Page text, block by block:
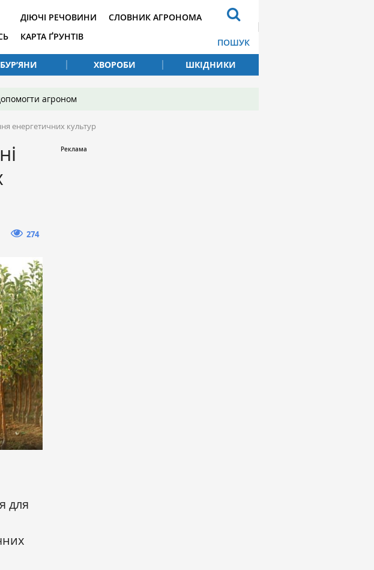
ДІЮЧІ РЕЧОВИНИ
КАРТА ҐРУНТІВ
СЛОВНИК АГРОНОМА
ПОШУК
БУР’ЯНИ ХВОРОБИ ШКІДНИКИ
агроном
енергетичних культур
274
для